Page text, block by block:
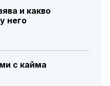
и какво
него
с кайма